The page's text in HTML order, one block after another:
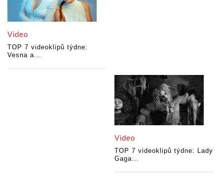
Video
TOP 7 videoklipů týdne:
Vesna a...
Video
TOP 7 videoklipů týdne: Lady
Gaga...